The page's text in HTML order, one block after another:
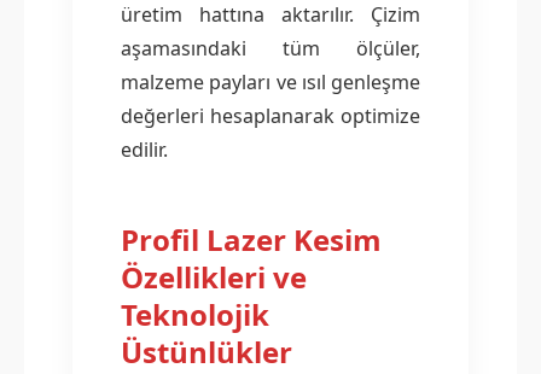
üretim hattına aktarılır. Çizim
aşamasındaki tüm ölçüler,
malzeme payları ve ısıl genleşme
değerleri hesaplanarak optimize
edilir.
Profil Lazer Kesim
Özellikleri ve
Teknolojik
Üstünlükler